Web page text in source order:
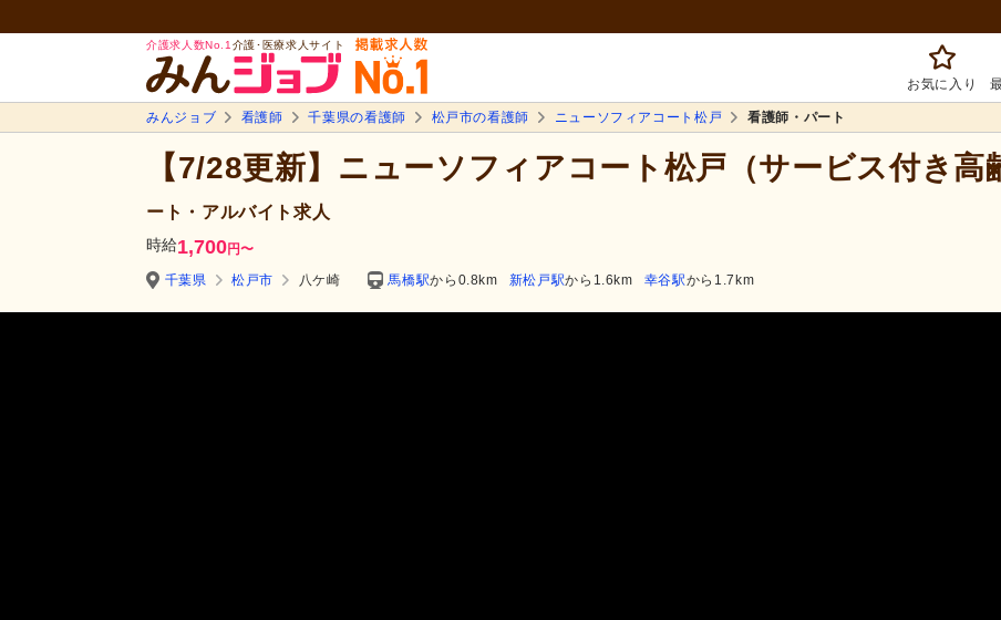
介護求人数No.1 介護･医療求人サイト
お気に入り
みんジョブ 看護師 千葉県の看護師 松戸市の看護師 ニューソフィアコート松戸 看護師・パート
【7/28更新】ニューソフィアコート松戸（サービス付き高
ート・アルバイト求人
時給1,700円〜
千葉県 松戸市 八ケ崎 馬橋駅から0.8km 新松戸駅から1.6km 幸谷駅から1.7km